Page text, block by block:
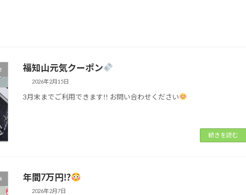
福知山元気クーポン
2026年2月15日
3月末までご利用できます!! お問い合わせください
続きを読む
年間7万円⁉︎
2026年2月7日